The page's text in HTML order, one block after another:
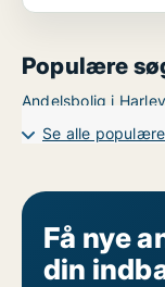
Populære
Andelsbolig i
Se alle
Få nye
din